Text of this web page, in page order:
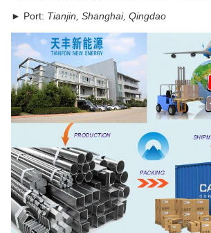
► Port: Tianjin, Shanghai, Qingdao